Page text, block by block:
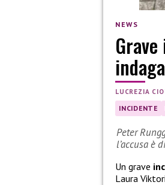
NEWS
LUCREZIA
INCIDENTE
Peter
l’accusa è
Un grave
Laura